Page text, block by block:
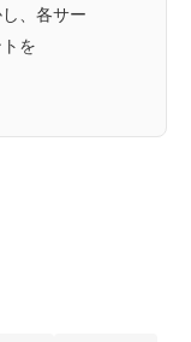
、各サー
を